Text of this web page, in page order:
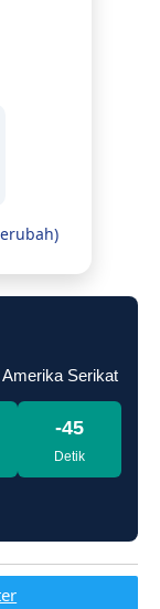
Serikat
-46
Detik